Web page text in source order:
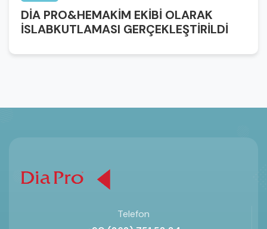
DİA PRO&HEMAKİM EKİBİ OLARAK
İSLABKUTLAMASI GERÇEKLEŞTİRİLDİ
Telefon